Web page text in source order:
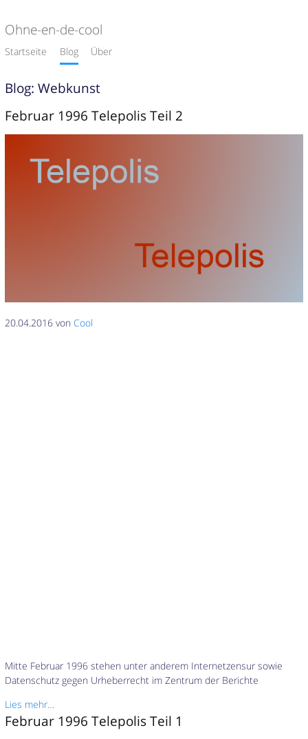
Ohne-en-de-cool
Startseite Blog Über
Blog: Webkunst
Februar 1996 Telepolis Teil 2
20.04.2016 vonCool
Mitte Februar 1996 stehen unter anderem Internetzensur sowie
Datenschutz gegen Urheberrecht im Zentrum der Berichte
Lies mehr…
Februar 1996 Telepolis Teil 1